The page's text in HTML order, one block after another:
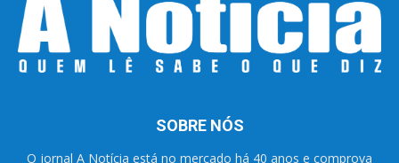
SOBRE NÓS
O jornal A Notícia está no mercado há 40 anos e comprova